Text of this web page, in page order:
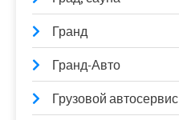
Гранд
Гранд-Авто
Грузовой автосервис